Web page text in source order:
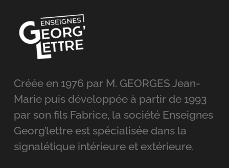
Créée en 1976 par M. GEORGES Jean-
Marie puis développée à partir de 1993
par son fils Fabrice, la société Enseignes
Georg’lettre est spécialisée dans la
signalétique intérieure et extérieure.